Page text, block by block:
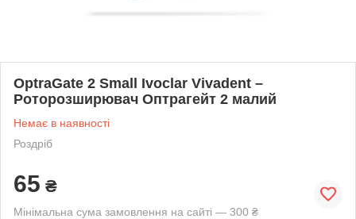
OptraGate 2 Small Ivoclar Vіvadent –
Роторозширювач Оптрагейт 2 малий
Немає в наявності
Роздріб
65 ₴
Мінімальна сума замовлення на сайті — 300 ₴